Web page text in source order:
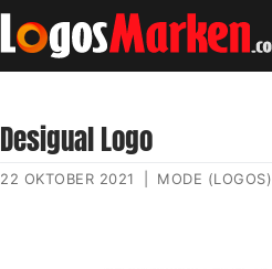
Desigual Logo
22 OKTOBER 2021 MODE (LOGOS)